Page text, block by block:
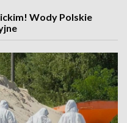
Wody Polskie